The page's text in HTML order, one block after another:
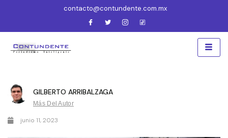
contacto@contundente.com.mx
GILBERTO ARRIBALZAGA
Más Del Autor
junio 11, 2023